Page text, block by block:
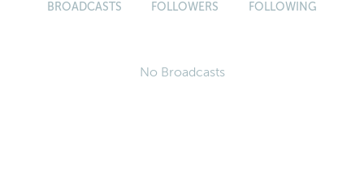
BROADCASTS FOLLOWERS FOLLOWING
No Broadcasts